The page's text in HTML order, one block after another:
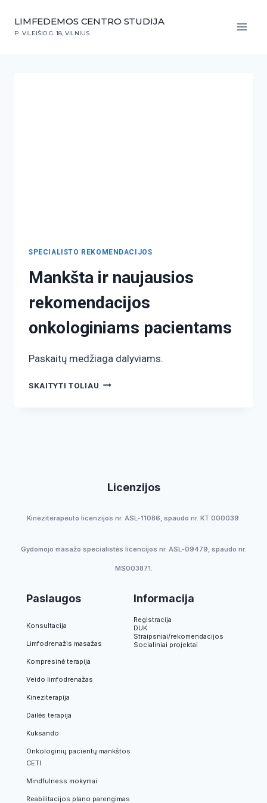
LIMFEDEMOS CENTRO STUDIJA
P. VILEIŠIO G. 18, VILNIUS
SPECIALISTO REKOMENDACIJOS
Mankšta ir naujausios
rekomendacijos
onkologiniams pacientams
Paskaitų medžiaga dalyviams.
SKAITYTI TOLIAU
Licenzijos
Kineziterapeuto licenzijos nr. ASL-11086, spaudo nr. KT 000039.
Gydomojo masažo specialistės licencijos nr. ASL-09479, spaudo nr.
MS003871.
Paslaugos
Konsultacija
Limfodrenažis masažas
Kompresinė terapija
Veido limfodrenažas
Kineziterapija
Dailės terapija
Kuksando
Onkologinių pacientų mankštos
CETI
Mindfulness mokymai
Reabilitacijos plano parengimas
Informacija
Registracija
DUK
Straipsniai/rekomendacijos
Socialiniai projektai